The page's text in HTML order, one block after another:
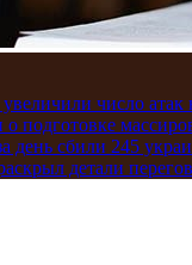
число атак
подготовке
день сбили 245
детали